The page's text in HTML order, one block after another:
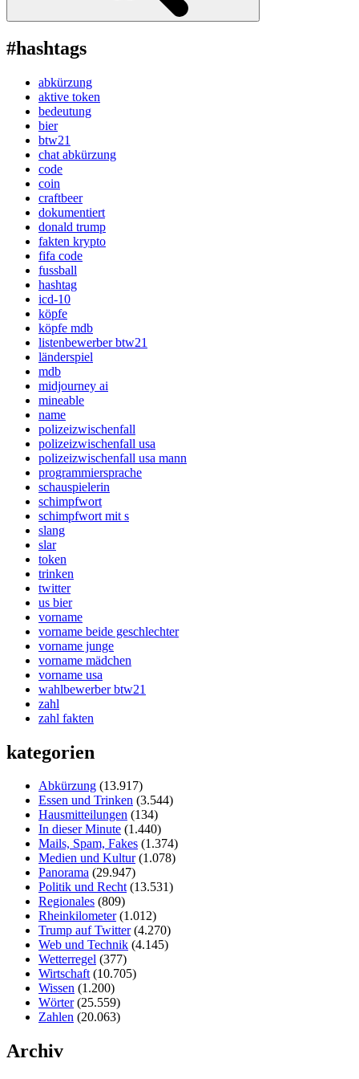
#hashtags
abkürzung
aktive token
bedeutung
bier
btw21
chat abkürzung
code
coin
craftbeer
dokumentiert
donald trump
fakten krypto
fifa code
fussball
hashtag
icd-10
köpfe
köpfe mdb
listenbewerber btw21
länderspiel
mdb
midjourney ai
mineable
name
polizeizwischenfall
polizeizwischenfall usa
polizeizwischenfall usa mann
programmiersprache
schauspielerin
schimpfwort
schimpfwort mit s
slang
slar
token
trinken
twitter
us bier
vorname
vorname beide geschlechter
vorname junge
vorname mädchen
vorname usa
wahlbewerber btw21
zahl
zahl fakten
kategorien
Abkürzung (13.917)
Essen und Trinken (3.544)
Hausmitteilungen (134)
In dieser Minute (1.440)
Mails, Spam, Fakes (1.374)
Medien und Kultur(1.078)
Panorama (29.947)
Politik und Recht(13.531)
Regionales (809)
Rheinkilometer(1.012)
Trump auf Twitter(4.270)
Web und Technik (4.145)
Wetterregel (377)
Wirtschaft(10.705)
Wissen (1.200)
Wörter(25.559)
Zahlen (20.063)
Archiv